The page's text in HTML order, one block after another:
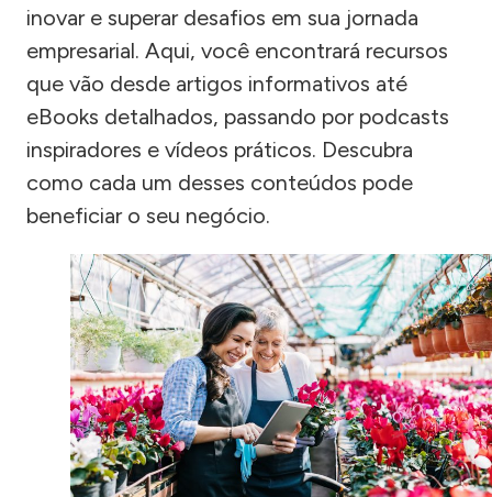
inovar e superar desafios em sua jornada
empresarial. Aqui, você encontrará recursos
que vão desde artigos informativos até
eBooks detalhados, passando por podcasts
inspiradores e vídeos práticos. Descubra
como cada um desses conteúdos pode
beneficiar o seu negócio.